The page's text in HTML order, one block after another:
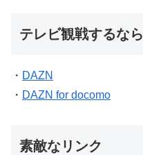
テレビ観戦するなら
・ DAZN
・ DAZN for docomo
素敵なリンク